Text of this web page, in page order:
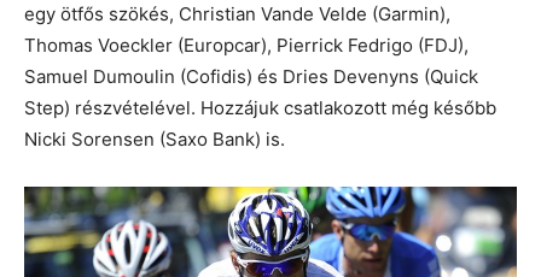
egy ötfős szökés, Christian Vande Velde (Garmin),
Thomas Voeckler (Europcar), Pierrick Fedrigo (FDJ),
Samuel Dumoulin (Cofidis) és Dries Devenyns (Quick
Step) részvételével. Hozzájuk csatlakozott még később
Nicki Sorensen (Saxo Bank) is.